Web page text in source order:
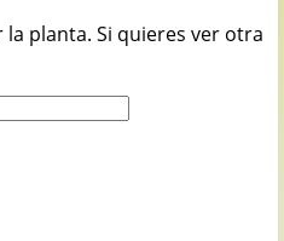
la planta. Si quieres ver otra